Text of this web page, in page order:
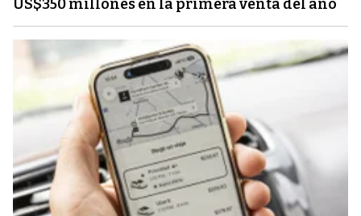
US$350 millones en la primera venta del año